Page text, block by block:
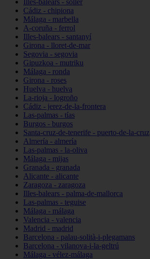
Illes-balears - sóller
Cádiz - chipiona
Málaga - marbella
A-coruña - ferrol
Illes-balears - santanyí
Girona - lloret-de-mar
Segovia - segovia
Gipuzkoa - mutriku
Málaga - ronda
Girona - roses
Huelva - huelva
La-rioja - logroño
Cádiz - jerez-de-la-frontera
Las-palmas - tías
Burgos - burgos
Santa-cruz-de-tenerife - puerto-de-la-cruz
Almería - almería
Las-palmas - la-oliva
Málaga - mijas
Granada - granada
Alicante - alicante
Zaragoza - zaragoza
Illes-balears - palma-de-mallorca
Las-palmas - teguise
Málaga - málaga
Valencia - valencia
Madrid - madrid
Barcelona - palau-solità-i-plegamans
Barcelona - vilanova-i-la-geltrú
Málaga - vélez-málaga